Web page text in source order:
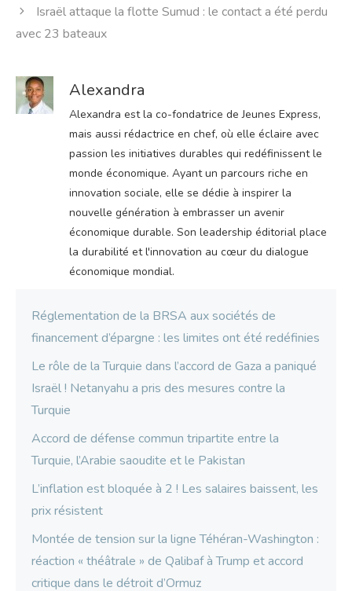
Israël attaque la flotte Sumud : le contact a été perdu
avec 23 bateaux
Alexandra
Alexandra est la co-fondatrice de Jeunes Express,
mais aussi rédactrice en chef, où elle éclaire avec
passion les initiatives durables qui redéfinissent le
monde économique. Ayant un parcours riche en
innovation sociale, elle se dédie à inspirer la
nouvelle génération à embrasser un avenir
économique durable. Son leadership éditorial place
la durabilité et l'innovation au cœur du dialogue
économique mondial.
Réglementation de la BRSA aux sociétés de
financement d’épargne : les limites ont été redéfinies
Le rôle de la Turquie dans l’accord de Gaza a paniqué
Israël ! Netanyahu a pris des mesures contre la
Turquie
Accord de défense commun tripartite entre la
Turquie, l’Arabie saoudite et le Pakistan
L’inflation est bloquée à 2 ! Les salaires baissent, les
prix résistent
Montée de tension sur la ligne Téhéran-Washington :
réaction « théâtrale » de Qalibaf à Trump et accord
critique dans le détroit d’Ormuz